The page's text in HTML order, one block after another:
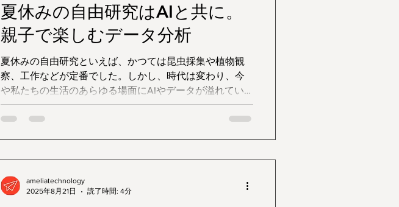
夏休みの自由研究はAIと共に。
親子で楽しむデータ分析
夏休みの自由研究といえば、かつては昆虫採集や植物観
察、工作などが定番でした。しかし、時代は変わり、今
や私たちの生活のあらゆる場面にAIやデータが溢れてい
ます。今年の夏休みは、少し視点を変えて、親子で「デ
ータ分析」に挑戦してみるのはいかがでしょうか？
ameliatechnology
2025年8月21日
読了時間: 4分